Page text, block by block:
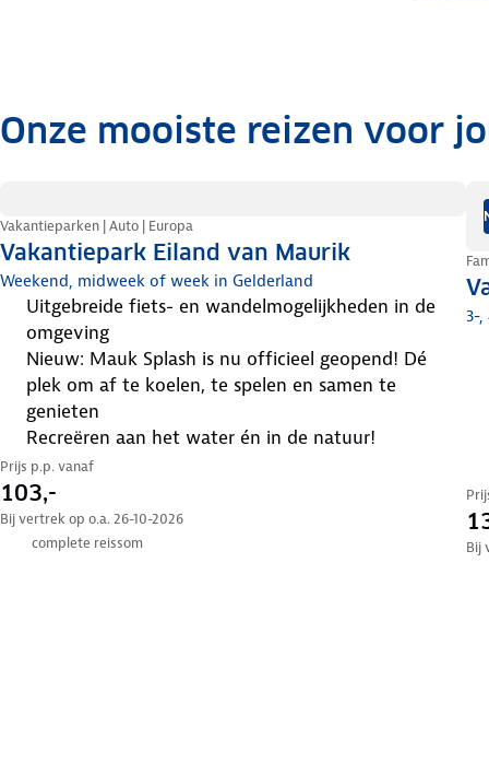
.Onze mooiste reizen voor
Vakantiepark Eiland van Maurik
Vakantieparken | Auto | Europa
Weekend, midweek of week in Gelderland
uitgebreide fiets- en wandelmogelijkheden in de
omgeving
Nieuw: Mauk Splash is nu officieel geopend! Dé
plek om af te koelen, te spelen en samen te
genieten
recreëren aan het water én in de natuur!
Prijs p.p. vanaf
103,-
Bij vertrek op o.a. 26-10-2026
complete reissom
3-
Bij